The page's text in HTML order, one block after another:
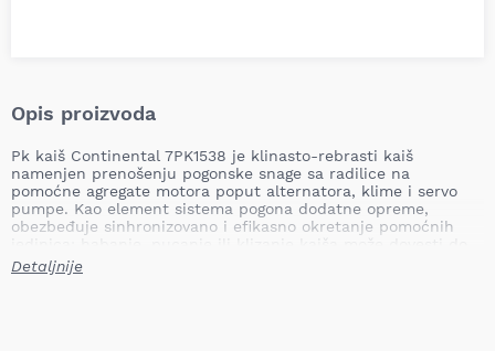
Opis proizvoda
Pk kaiš Continental 7PK1538 je klinasto-rebrasti kaiš
namenjen prenošenju pogonske snage sa radilice na
pomoćne agregate motora poput alternatora, klime i servo
pumpe. Kao element sistema pogona dodatne opreme,
obezbeđuje sinhronizovano i efikasno okretanje pomoćnih
gubitka punjenja akumulatora, prekida rada klimatizacije,
otežanog upravljanja ili preopterećenja pojedinih
Detaljnije